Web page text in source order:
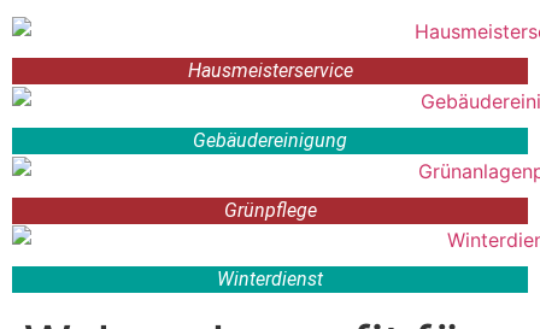
Hausmeisterservice
Gebäudereinigung
Grünpflege
Winterdienst